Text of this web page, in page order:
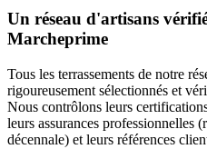
Un réseau d'artisans
Marcheprime
Tous les terrassements de notre
rigoureusement sélectionnés et
Nous contrôlons leurs
leurs assurances professionnelles
décennale) et leurs références